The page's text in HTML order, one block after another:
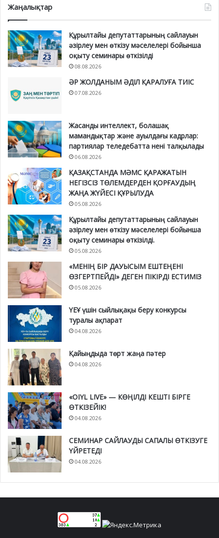
Жаңалықтар
Құрылтайы депутаттарының сайлауын
әзірлеу мен өткізу мәселелері бойынша
оқыту семинары өткізілді
08.08.2026
ӘР ЖОЛДАНЫМ ӘДІЛ ҚАРАЛУҒА ТИІС
07.08.2026
Жасанды интеллект, болашақ
мамандықтар және ауылдағы кадрлар:
партиялар теледебатта нені талқылады
06.08.2026
ҚАЗАҚСТАНДА МӘМС ҚАРАЖАТЫН
НЕГІЗСІЗ ТӨЛЕМДЕРДЕН ҚОРҒАУДЫҢ
ЖАҢА ЖҮЙЕСІ ҚҰРЫЛУДА
05.08.2026
Құрылтайы депутаттарының сайлауын
әзірлеу мен өткізу мәселелері бойынша
оқыту семинары өткізілді.
05.08.2026
«МЕНІҢ БІР ДАУЫСЫМ ЕШТЕҢЕНІ
ӨЗГЕРТПЕЙДІ» ДЕГЕН ПІКІРДІ ЕСТИМІЗ
05.08.2026
ҮЕҰ үшін сыйлықақы беру конкурсы
туралы ақпарат
04.08.2026
Қайыңдыда төрт жаңа пәтер
04.08.2026
«OIYL LIVE» — КӨҢІЛДІ КЕШТІ БІРГЕ
ӨТКІЗЕЙІК!
04.08.2026
СЕМИНАР САЙЛАУДЫ САПАЛЫ ӨТКІЗУГЕ
ҮЙРЕТЕДІ
04.08.2026